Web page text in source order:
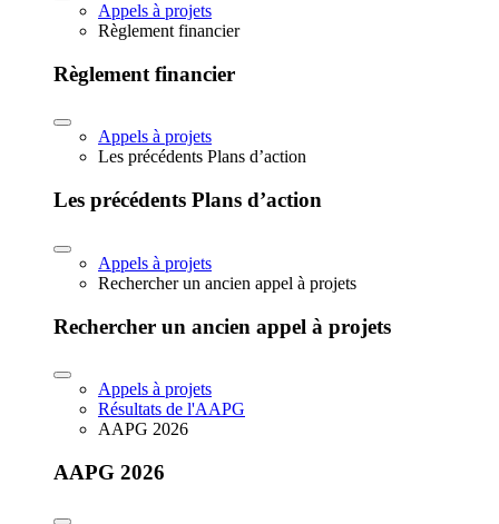
Appels à projets
Règlement financier
Règlement financier
Appels à projets
Les précédents Plans d’action
Les précédents Plans d’action
Appels à projets
Rechercher un ancien appel à projets
Rechercher un ancien appel à projets
Appels à projets
Résultats de l'AAPG
AAPG 2026
AAPG 2026